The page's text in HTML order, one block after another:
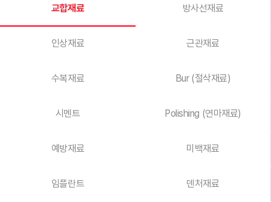
교합재료 방사선재료
인상재료 근관재료
수복재료 Bur (절삭재료)
시멘트 Polishing (연마재료)
예방재료 미백재료
임플란트 덴처재료